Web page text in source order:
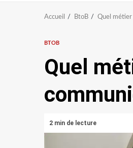
Accueil BtoB Quel métier
BTOB
Quel
2 min de lecture